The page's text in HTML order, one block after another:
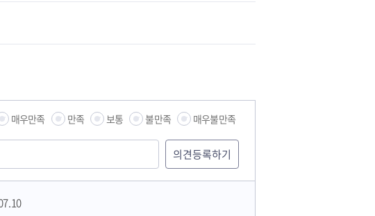
매우만족 만족 보통 불만족 매우불만족